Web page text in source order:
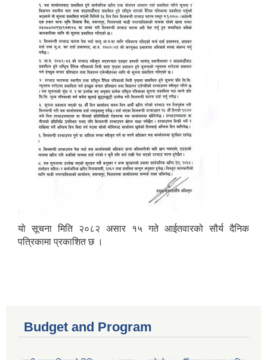
यो सूचना मिति २०८२ असार १५ गते आईतवारको सौर्य दैनिक
पत्रिकामा प्रकाशित छ ।
Budget and Program